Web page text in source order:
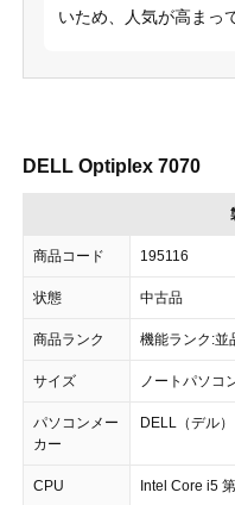
いため、人気が高まっ
DELL Optiplex 7070
商品コード 195116
状態 中古品
商品ランク 機能ランク:並
サイズ ノートパソ
パソコンメー
カー
DELL（デル）
CPU Intel Core i5